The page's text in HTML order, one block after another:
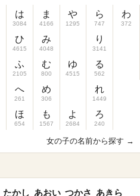
は
3084
ひ
4615
ふ
2105
へ
261
ほ
654
ま
4166
み
4048
む
800
め
306
も
1567
や
1295
ゆ
4515
よ
2684
ら
747
り
3141
る
562
れ
1449
ろ
240
わ
372
女の子の名前から探す →
たかし あおい つかさ あきら